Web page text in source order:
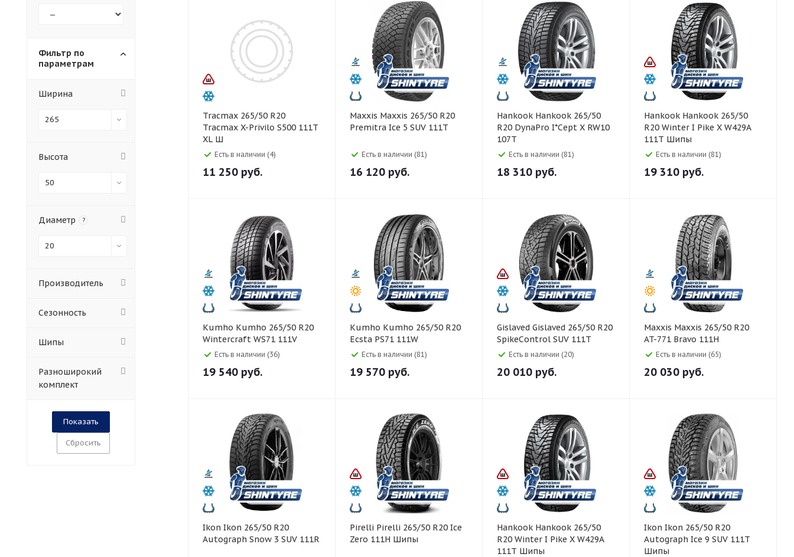
Tracmax 265/50 R20
Tracmax X-Privilo S500 111T
XL Ш
Есть в наличии (4)
11 250 руб.
Maxxis Maxxis 265/50 R20
Premitra Ice 5 SUV 111T
Есть в наличии (81)
16 120 руб.
Hankook Hankook 265/50
R20 DynaPro I*Cept X RW10
107T
Есть в наличии (81)
18 310 руб.
Hankook Hankook 265/50
R20 Winter I Pike X W429A
111T Шипы
Есть в наличии (81)
19 310 руб.
Kumho Kumho 265/50 R20
Wintercraft WS71 111V
Есть в наличии (36)
19 540 руб.
Kumho Kumho 265/50 R20
Ecsta PS71 111W
Есть в наличии (81)
19 570 руб.
Gislaved Gislaved 265/50 R20
SpikeControl SUV 111T
Шипы
Есть в наличии (20)
20 010 руб.
Maxxis Maxxis 265/50 R20
AT-771 Bravo 111H
Есть в наличии (65)
20 030 руб.
Ikon Ikon 265/50 R20
Autograph Snow 3 SUV 111R
Pirelli Pirelli 265/50 R20 Ice
Zero 111H Шипы
Hankook Hankook 265/50
R20 Winter I Pike X W429A
111T Шипы
Ikon Ikon 265/50 R20
Autograph Ice 9 SUV 111T
Шипы
Фильтр по
параметрам
Ширина
265
Высота
50
Диаметр ?
20
Производитель
Сезонность
Шипы
Разноширокий
комплект
Сбросить